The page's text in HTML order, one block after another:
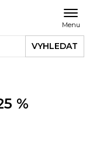
Menu
VYHLEDAT
%